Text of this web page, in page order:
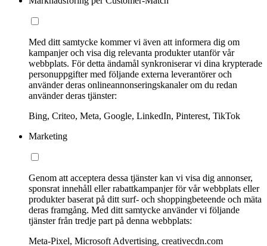
Med ditt samtycke kommer vi även att informera dig om
kampanjer och visa dig relevanta produkter utanför vår
webbplats. För detta ändamål synkroniserar vi dina krypterade
personuppgifter med följande externa leverantörer och
använder deras onlineannonseringskanaler om du redan
använder deras tjänster:
Bing, Criteo, Meta, Google, LinkedIn, Pinterest, TikTok
Marketing
Genom att acceptera dessa tjänster kan vi visa dig annonser,
sponsrat innehåll eller rabattkampanjer för vår webbplats eller
produkter baserat på ditt surf- och shoppingbeteende och mäta
deras framgång. Med ditt samtycke använder vi följande
tjänster från tredje part på denna webbplats:
Meta-Pixel, Microsoft Advertising, creativecdn.com